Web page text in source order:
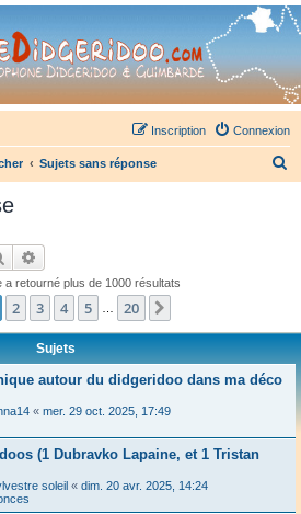
Didgeridoo - retrouvez la communauté.
Connexion
Inscription
Sujets sans réponse
Rechercher
a retourné plus de 1000 résultats
1sur20
2 3 4 5 20
Sujets
autour du didgeridoo dans ma déco
« mer. 29 oct. 2025, 17:49
(1 Dubravko Lapaine, et 1 Tristan
soleil « dim. 20 avr. 2025, 14:24